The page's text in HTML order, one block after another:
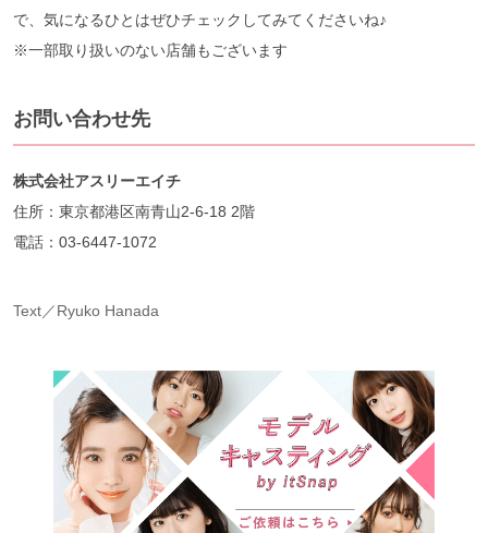
で、気になるひとはぜひチェックしてみてくださいね♪
※一部取り扱いのない店舗もございます
お問い合わせ先
株式会社アスリーエイチ
住所：東京都港区南青山2-6-18 2階
電話：03-6447-1072
Text／Ryuko Hanada